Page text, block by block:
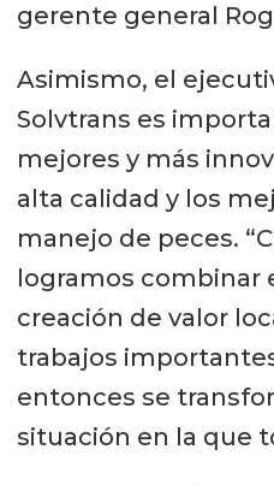
gerente general
Asimismo, el
Solvtrans es
mejores y más
alta calidad y los
manejo de peces.
logramos combinar
creación de valor
trabajos
entonces se
situación en la que